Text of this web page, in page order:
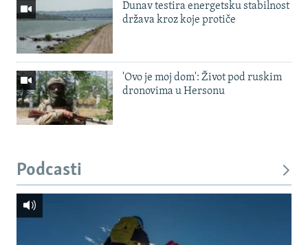
Dunav testira energetsku stabilnost
država kroz koje protiče
'Ovo je moj dom': Život pod ruskim
dronovima u Hersonu
Podcasti